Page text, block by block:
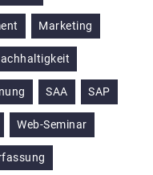
Marketing
SAA SAP
Web-Seminar